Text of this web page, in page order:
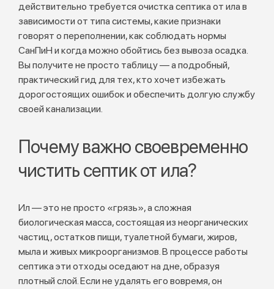
действительно требуется очистка септика от ила в
зависимости от типа системы, какие признаки
говорят о переполнении, как соблюдать нормы
СанПиН и когда можно обойтись без вывоза осадка.
Вы получите не просто таблицу — а подробный,
практический гид для тех, кто хочет избежать
дорогостоящих ошибок и обеспечить долгую службу
своей канализации.
Почему важно своевременно
чистить септик от ила?
Ил — это не просто «грязь», а сложная
биологическая масса, состоящая из неорганических
частиц, остатков пищи, туалетной бумаги, жиров,
мыла и живых микроорганизмов. В процессе работы
септика эти отходы оседают на дне, образуя
плотный слой. Если не удалять его вовремя, он